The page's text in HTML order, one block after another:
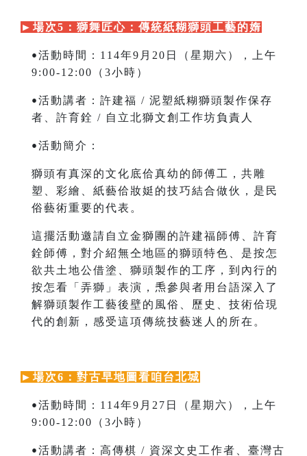
► 場次5：獅舞匠心：傳統紙糊獅頭工藝的媠
•活動時間：114年9月20日（星期六），上午
9:00-12:00（3小時）
•活動講者：許建福 / 泥塑紙糊獅頭製作保存
者、許育銓 / 自立北獅文創工作坊負責人
•活動簡介：
獅頭有真深的文化底佮真幼的師傅工，共雕
塑、彩繪、紙藝佮妝娗的技巧結合做伙，是民
俗藝術重要的代表。
這擺活動邀請自立金獅團的許建福師傅、許育
銓師傅，對介紹無仝地區的獅頭特色、是按怎
欲共土地公借塗、獅頭製作的工序，到內行的
按怎看「弄獅」表演，𤆬參與者用台語深入了
解獅頭製作工藝後壁的風俗、歷史、技術佮現
代的創新，感受這項傳統技藝迷人的所在。
► 場次6：對古早地圖看咱台北城
•活動時間：114年9月27日（星期六），上午
9:00-12:00（3小時）
•活動講者：高傳棋 / 資深文史工作者、 臺灣古